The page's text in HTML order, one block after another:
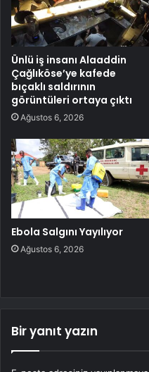
Ünlü iş insanı Alaaddin
Çağlıköse’ye kafede
bıçaklı saldırının
görüntüleri ortaya çıktı
Ağustos 6, 2026
Ebola Salgını Yayılıyor
Ağustos 6, 2026
Bir yanıt yazın